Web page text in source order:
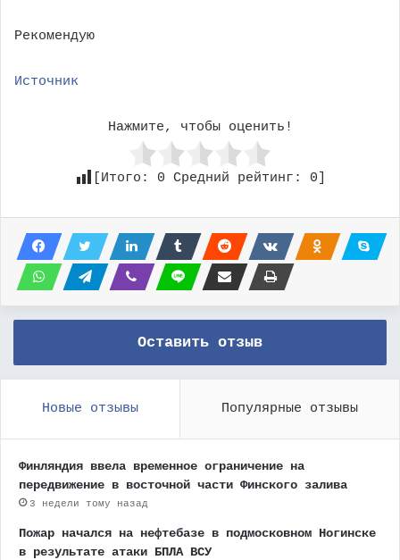
Рекомендую
Источник
Нажмите, чтобы оценить!
[Итого: 0 Средний рейтинг: 0
Оставить отзыв
Новые отзывы Популярные отзывы
Финляндия ввела временное ограничение на
передвижение в восточной части Финского залива
3 недели тому назад
Пожар начался на нефтебазе в подмосковном Ногинске
в результате атаки БПЛА ВСУ